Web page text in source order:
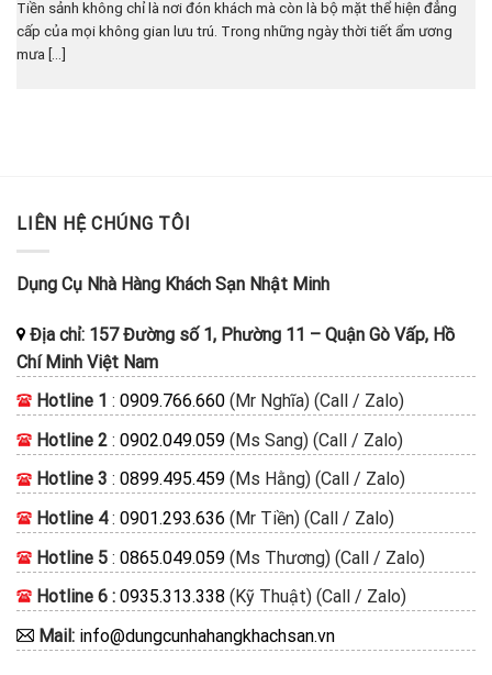
Tiền sảnh không chỉ là nơi đón khách mà còn là bộ mặt thể hiện đẳng
cấp của mọi không gian lưu trú. Trong những ngày thời tiết ẩm ương
mưa [...]
LIÊN HỆ CHÚNG TÔI
Dụng Cụ Nhà Hàng Khách Sạn Nhật Minh
Địa chỉ: 157 Đường số 1, Phường 11 – Quận Gò Vấp, Hồ
Chí Minh Việt Nam
Hotline 1 : 0909.766.660 (Mr Nghĩa) (Call / Zalo)
Hotline 2 : 0902.049.059 (Ms Sang) (Call / Zalo)
Hotline 3 : 0899.495.459 (Ms Hằng) (Call / Zalo)
Hotline 4: 0901.293.636 (Mr Tiền) (Call / Zalo)
Hotline 5 : 0865.049.059 (Ms Thương) (Call / Zalo)
Hotline 6 : 0935.313.338 (Kỹ Thuật) (Call / Zalo)
Mail: info@dungcunhahangkhachsan.vn